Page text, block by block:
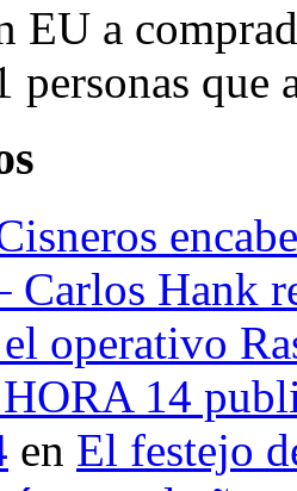
EU a
personas que
Carlos Hank
el operativo
14
en El festejo